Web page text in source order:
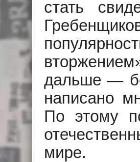
стать
дальше —
написано
По этому
мире.